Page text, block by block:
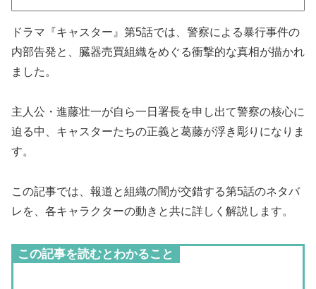
ドラマ『キャスター』第5話では、警察による暴行事件の
内部告発と、臓器売買組織をめぐる衝撃的な真相が描かれ
ました。
主人公・進藤壮一が自ら一日署長を申し出て警察の核心に
迫る中、キャスターたちの正義と葛藤が浮き彫りになりま
す。
この記事では、報道と組織の闇が交錯する第5話のネタバ
レを、各キャラクターの動きと共に詳しく解説します。
この記事を読むとわかること